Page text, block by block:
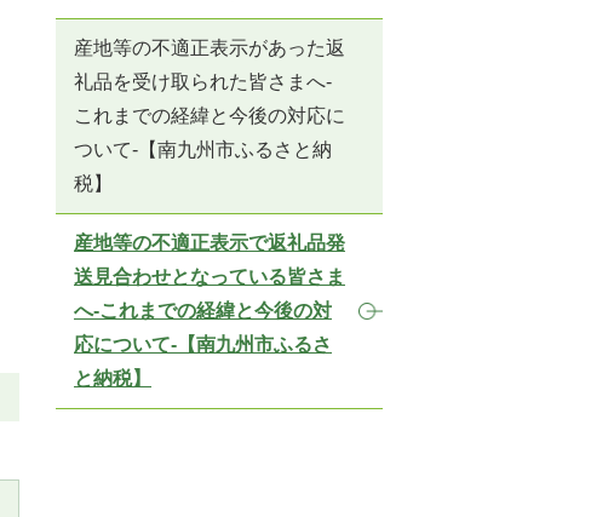
産地等の不適正表示があった返
礼品を受け取られた皆さまへ-
これまでの経緯と今後の対応に
ついて-【南九州市ふるさと納
税】
産地等の不適正表示で返礼品発
送見合わせとなっている皆さま
へ-これまでの経緯と今後の対
応について-【南九州市ふるさ
と納税】